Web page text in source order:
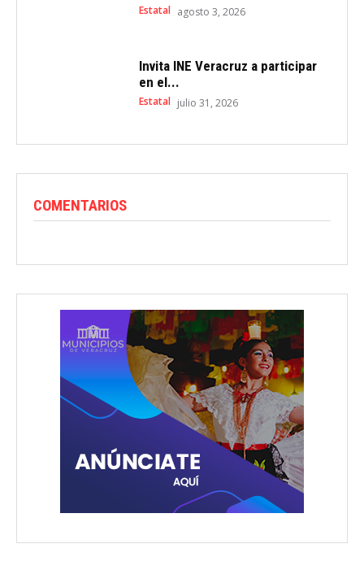
Estatal agosto 3, 2026
Invita INE Veracruz a participar
en el...
Estatal julio 31, 2026
COMENTARIOS